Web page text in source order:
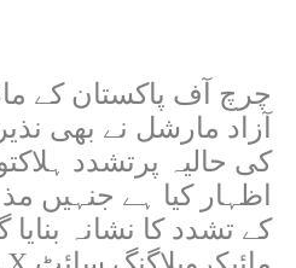
چرچ آف پاکستان کے
آزاد مارشل نے بھی
کی حالیہ پرتشدد
اظہار کیا ہے جنہیں
کے تشدد کا نشانہ بنایا